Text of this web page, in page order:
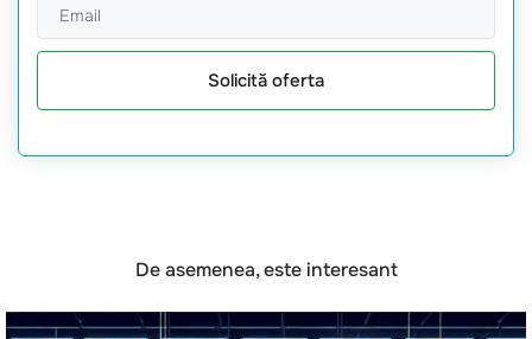
Solicită oferta
De asemenea, este interesant